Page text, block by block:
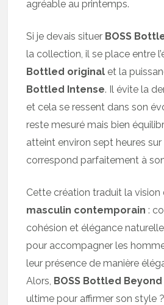
agréable au printemps.
Si je devais situer BOSS
la collection, il se place entre
Bottled original et la
Bottled Intense. Il évite la
et cela se ressent dans son
reste mesuré mais bien
atteint environ sept heures
correspond parfaitement à
Cette création traduit la
masculin contemporain :
cohésion et élégance
pour accompagner les
leur présence de manière
Alors, BOSS Bottled Beyond
ultime pour affirmer son style